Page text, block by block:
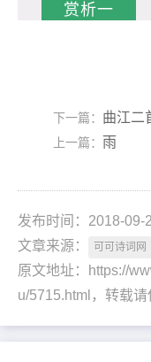
赏析一
下一篇： 曲江二
上一篇： 雨
发布时间：2018-09-
文章来源：
可可诗词网
原文地址：https://
u/5715.html，转载请